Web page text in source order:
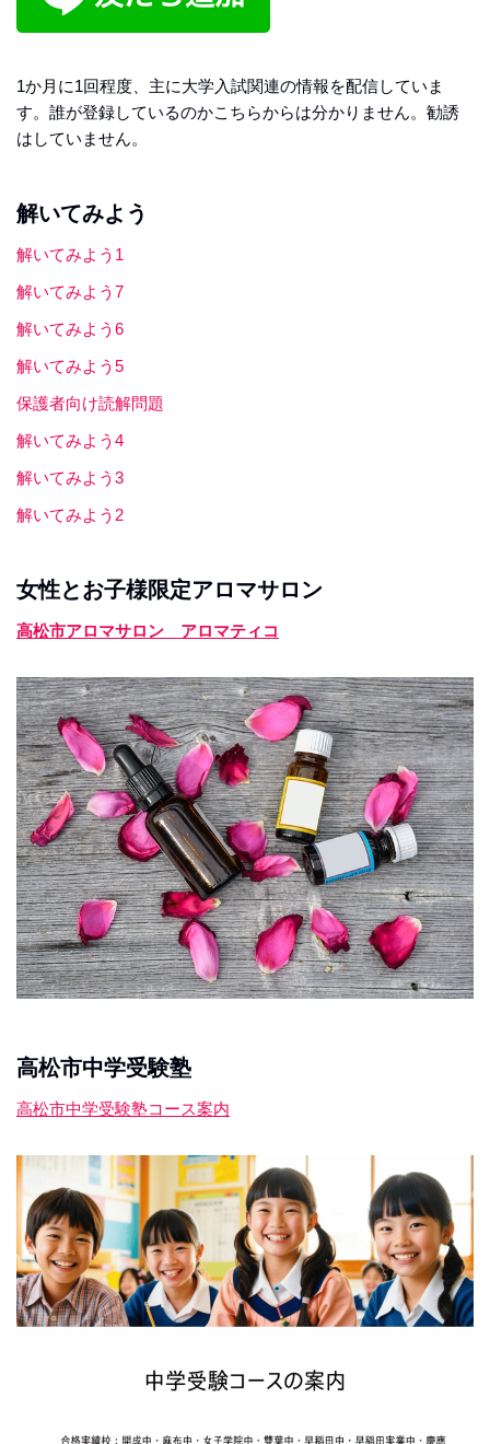
1か月に1回程度、主に大学入試関連の情報を配信していま
す。誰が登録しているのかこちらからは分かりません。勧誘
はしていません。
解いてみよう
解いてみよう1
解いてみよう7
解いてみよう6
解いてみよう5
保護者向け読解問題
解いてみよう4
解いてみよう3
解いてみよう2
女性とお子様限定アロマサロン
高松市アロマサロン アロマティコ
高松市中学受験塾
高松市中学受験塾コース案内